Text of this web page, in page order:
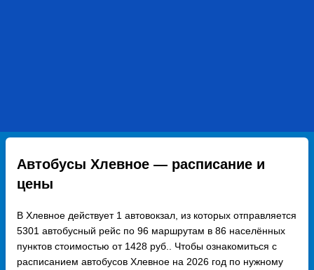
Автобусы Хлевное — расписание и
цены
В Хлевное действует 1 автовокзал, из которых отправляется
5301 автобусный рейс по 96 маршрутам в 86 населённых
пунктов стоимостью от 1428 руб.. Чтобы ознакомиться с
расписанием автобусов Хлевное на 2026 год по нужному